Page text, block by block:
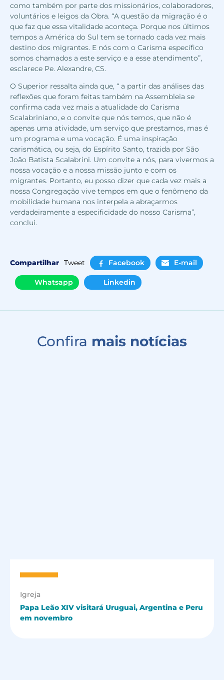
como também por parte dos missionários, colaboradores,
voluntários e leigos da Obra. “A questão da migração é o
que faz que essa vitalidade aconteça. Porque nos últimos
tempos a América do Sul tem se tornado cada vez mais
destino dos migrantes. E nós com o Carisma específico
somos chamados a este serviço e a esse atendimento”,
esclarece Pe. Alexandre, CS.
O Superior ressalta ainda que, “ a partir das análises das
reflexões que foram feitas também na Assembleia se
confirma cada vez mais a atualidade do Carisma
Scalabriniano, e o convite que nós temos, que não é
apenas uma atividade, um serviço que prestamos, mas é
um programa e uma vocação. É uma inspiração
carismática, ou seja, do Espírito Santo, trazida por São
João Batista Scalabrini. Um convite a nós, para vivermos a
nossa vocação e a nossa missão junto e com os
migrantes. Portanto, eu posso dizer que cada vez mais a
nossa Congregação vive tempos em que o fenômeno da
mobilidade humana nos interpela a abraçarmos
verdadeiramente a especificidade do nosso Carisma”,
conclui.
Compartilhar Tweet Facebook E-mail
Whatsapp Linkedin
Confira mais notícias
Igreja
Papa Leão XIV visitará Uruguai, Argentina e Peru
em novembro